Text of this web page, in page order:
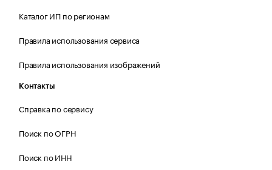
Каталог ИП по регионам
Правила использования сервиса
Правила использования изображений
Контакты
Справка по сервису
Поиск по ОГРН
Поиск по ИНН